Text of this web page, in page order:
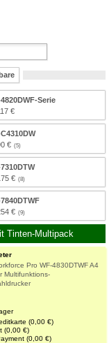
Serie
€
€
€
€
Tinten-Multipack
Pro WF-4830DTWF A4
Multifunktions-
(0,00 €)
(0,00 €)
(0,00 €)